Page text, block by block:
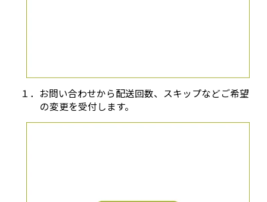
１．お問い合わせから配送回数、スキップなどご希望
の変更を受付します。